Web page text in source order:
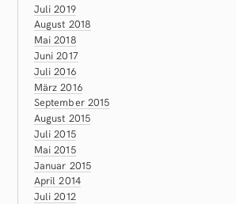
Juli 2019
August 2018
Mai 2018
Juni 2017
Juli 2016
März 2016
September 2015
August 2015
Juli 2015
Mai 2015
Januar 2015
April 2014
Juli 2012